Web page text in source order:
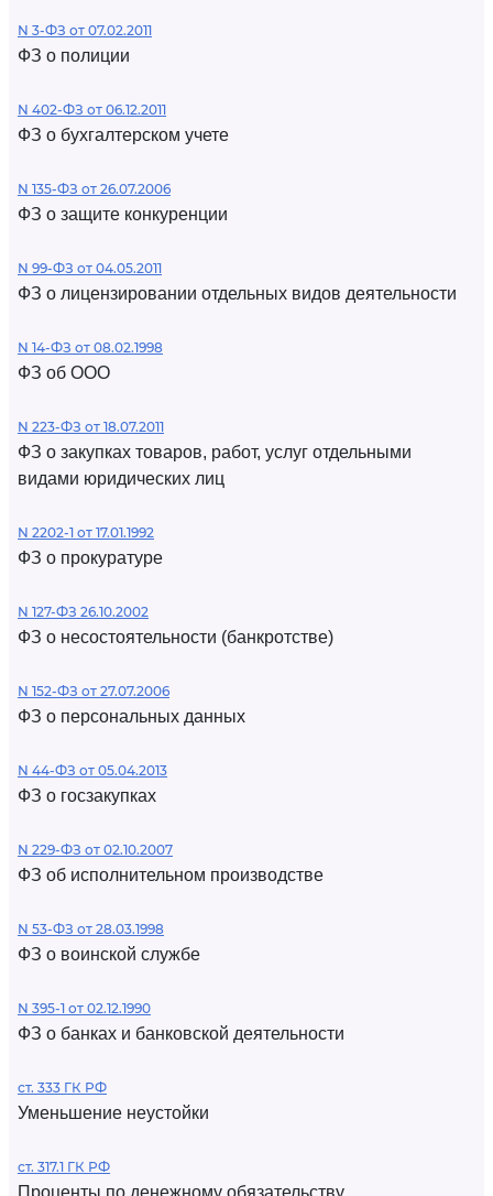
N 3-ФЗ от 07.02.2011
ФЗ о полиции
N 402-ФЗ от 06.12.2011
ФЗ о бухгалтерском учете
N 135-ФЗ от 26.07.2006
ФЗ о защите конкуренции
N 99-ФЗ от 04.05.2011
ФЗ о лицензировании отдельных видов деятельности
N 14-ФЗ от 08.02.1998
ФЗ об ООО
N 223-ФЗ от 18.07.2011
ФЗ о закупках товаров, работ, услуг отдельными
видами юридических лиц
N 2202-1 от 17.01.1992
ФЗ о прокуратуре
N 127-ФЗ 26.10.2002
ФЗ о несостоятельности (банкротстве)
N 152-ФЗ от 27.07.2006
ФЗ о персональных данных
N 44-ФЗ от 05.04.2013
ФЗ о госзакупках
N 229-ФЗ от 02.10.2007
ФЗ об исполнительном производстве
N 53-ФЗ от 28.03.1998
ФЗ о воинской службе
N 395-1 от 02.12.1990
ФЗ о банках и банковской деятельности
ст. 333 ГК РФ
Уменьшение неустойки
ст. 317.1 ГК РФ
Проценты по денежному обязательству